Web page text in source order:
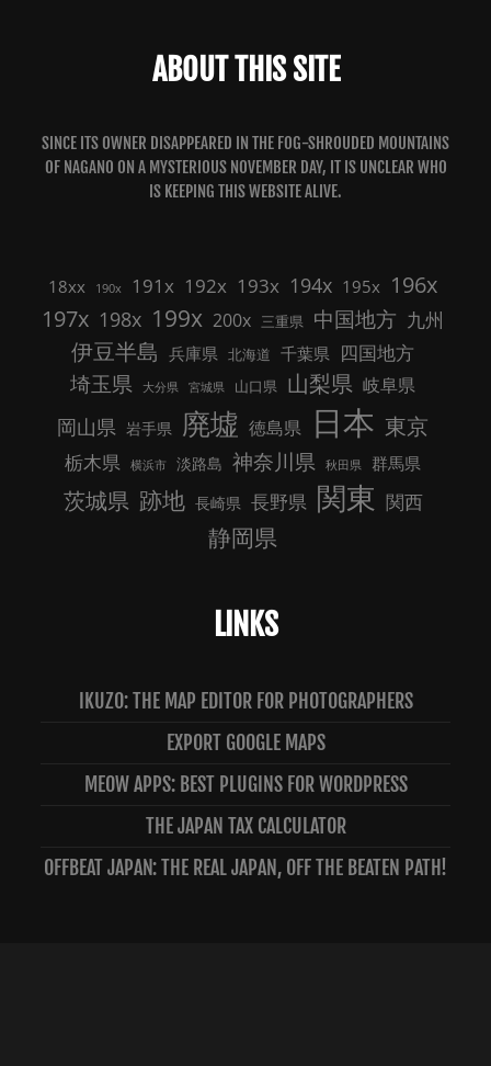
ABOUT THIS SITE
SINCE ITS OWNER DISAPPEARED IN THE FOG-SHROUDED MOUNTAINS
OF NAGANO ON A MYSTERIOUS NOVEMBER DAY, IT IS UNCLEAR WHO
IS KEEPING THIS WEBSITE ALIVE.
18xx 190x 191x 192x 193x 194x 195x 196x
197x 198x 199x 200x 三重県 中国地方 九州
伊豆半島 兵庫県 北海道 千葉県 四国地方
埼玉県 大分県 宮城県 山口県 山梨県 岐阜県
岡山県 岩手県 廃墟 徳島県 日本 東京
栃木県 横浜市 淡路島 神奈川県 秋田県 群馬県
茨城県 跡地 長崎県 長野県 関東 関西
静岡県
LINKS
IKUZO: THE MAP EDITOR FOR PHOTOGRAPHERS
EXPORT GOOGLE MAPS
MEOW APPS: BEST PLUGINS FOR WORDPRESS
THE JAPAN TAX CALCULATOR
OFFBEAT JAPAN: THE REAL JAPAN, OFF THE BEATEN PATH!